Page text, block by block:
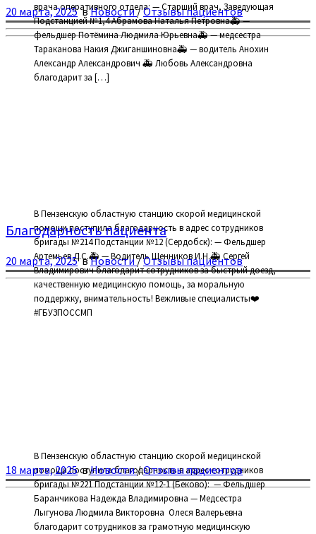
врача оперативного отдела: — Старший врач, Заведующая
Подстанцией №1,4 Абрамова Наталья Петровна🚑 —
фельдшер Потёмина Людмила Юрьевна🚑 — медсестра
Тараканова Накия Джиганшиновна🚑 — водитель Анохин
Александр Александрович 🚑 Любовь Александровна
благодарит за […]
20 марта, 2025вНовости/Отзывы пациентов
В Пензенскую областную станцию скорой медицинской
помощи поступила благодарность в адрес сотрудников
бригады №214 Подстанции №12 (Сердобск): — Фельдшер
Артемьев Д.С.🚑 — Водитель Щенников И.Н.🚑 Сергей
Владимирович благодарит сотрудников за быстрый доезд,
качественную медицинскую помощь, за моральную
поддержку, внимательность! Вежливые специалисты❤️
#ГБУЗПОССМП
Благодарность пациента
20 марта, 2025вНовости/Отзывы пациентов
В Пензенскую областную станцию скорой медицинской
помощи поступила благодарность в адрес сотрудников
бригады №221 Подстанции №12-1 (Беково): ⁣ — Фельдшер
Баранчикова Надежда Владимировна — Медсестра
Лыгунова Людмила Викторовна ⁣ Олеся Валерьевна
благодарит сотрудников за грамотную медицинскую
18 марта, 2025вНовости/Отзывы пациентов